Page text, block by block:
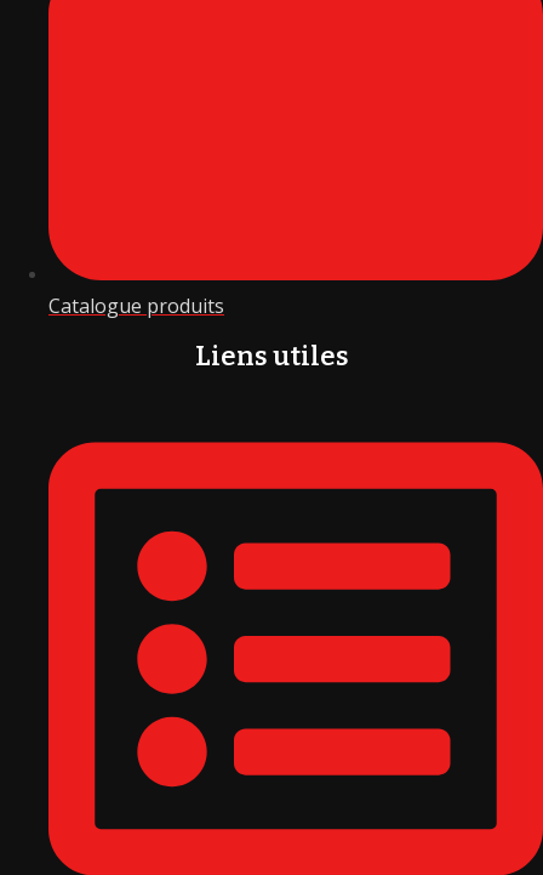
Catalogue produits
Liens utiles